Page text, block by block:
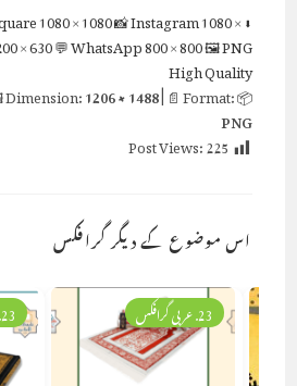
⬇ Original
1080 × 1080📸 Instagram1080 ×
× 630💬 WhatsApp800 × 800🖼 PNG
High Quality
📦 Size:
1206 × 1488| 📄 Format:
PNG
Post Views:225
اس موضوع کے دیگر گرافکس
23. عربی گرافکس 23. عربی گرافکس